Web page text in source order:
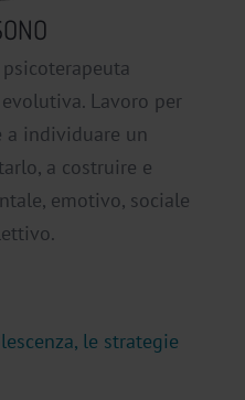
Lavoro per
a individuare un
a costruire e
emotivo, sociale
le strategie